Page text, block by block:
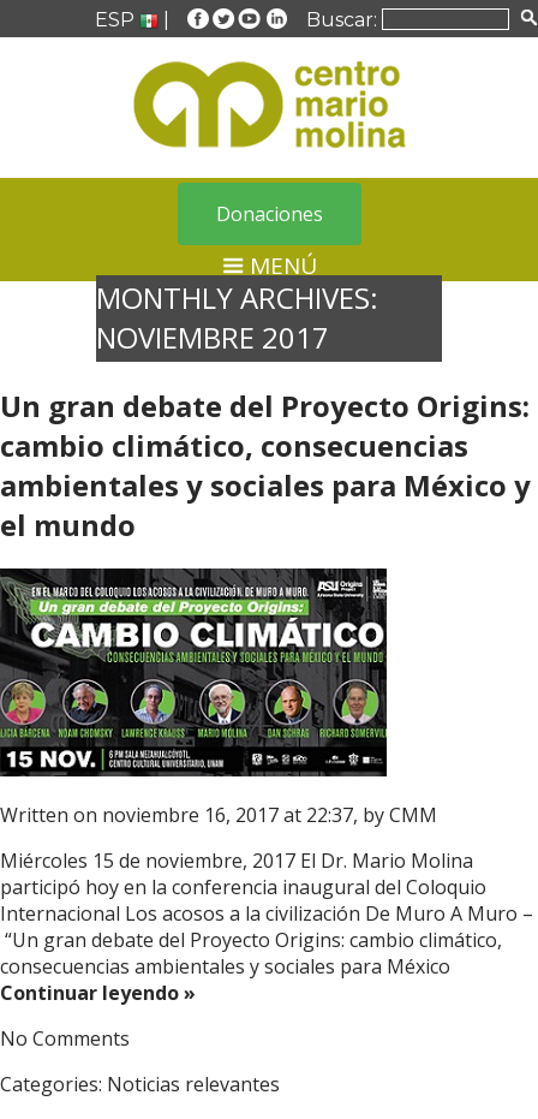
ESP Buscar:
Donaciones
MENÚ
MONTHLY ARCHIVES:
NOVIEMBRE 2017
Un gran debate del Proyecto Origins:
cambio climático, consecuencias
ambientales y sociales para México y
el mundo
Written on noviembre 16, 2017 at 22:37, byCMM
Miércoles 15 de noviembre, 2017 El Dr. Mario Molina
participó hoy en la conferencia inaugural del Coloquio
Internacional Los acosos a la civilización De Muro A Muro –
“Un gran debate del Proyecto Origins: cambio climático,
consecuencias ambientales y sociales para México
Continuar leyendo »
No Comments
Categories: Noticias relevantes